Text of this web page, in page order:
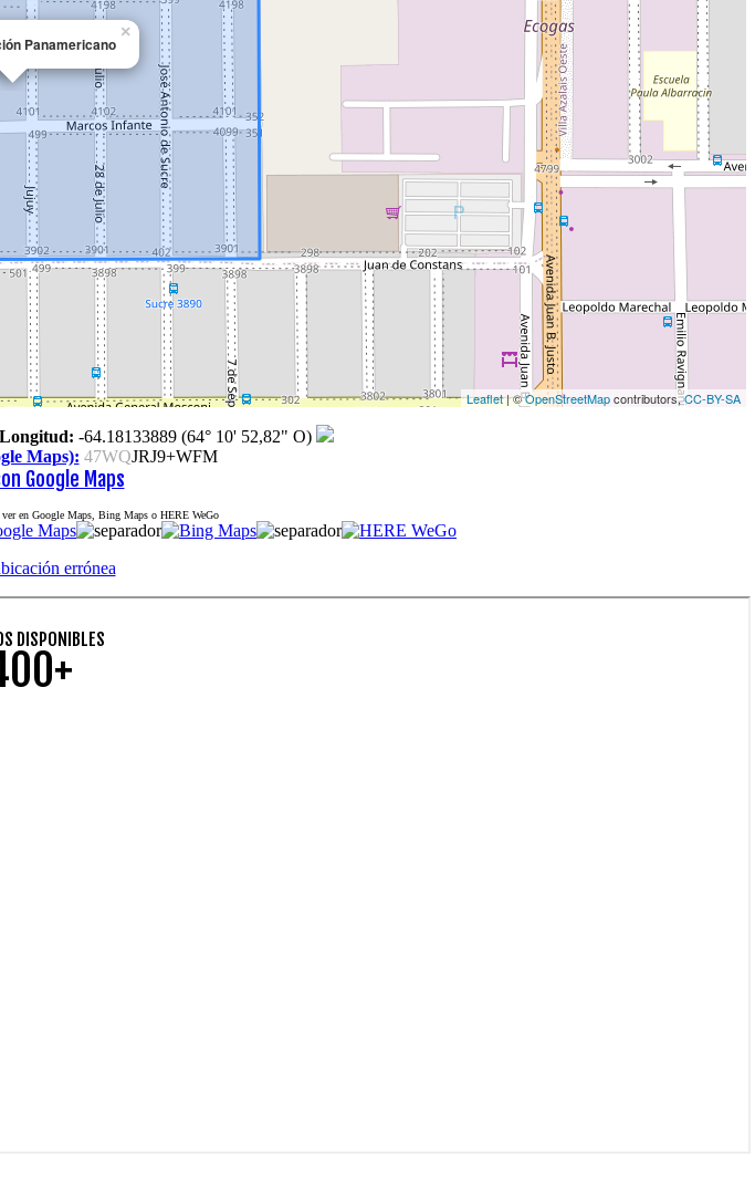
Panamericano
×
Leaflet| ©OpenStreetMapcontributors,CC-BY-SA
Longitud: -64.18133889 (64° 10' 52,82" O)
Maps): 47WQJRJ9+WFM
Google Maps
en Google Maps, Bing Maps o HERE WeGo
DISPONIBLES